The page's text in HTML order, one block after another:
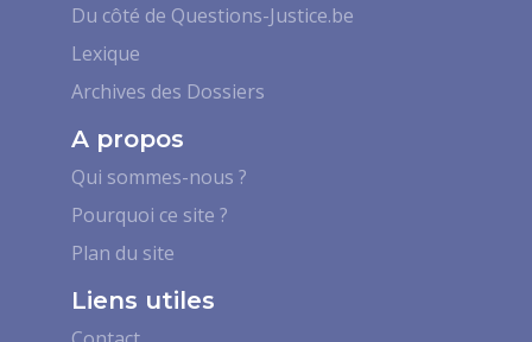
Du côté de Questions-Justice.be
Lexique
Archives des Dossiers
A propos
Qui sommes-nous ?
Pourquoi ce site ?
Plan du site
Liens utiles